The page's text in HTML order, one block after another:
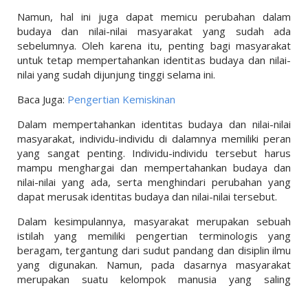
Namun, hal ini juga dapat memicu perubahan dalam
budaya dan nilai-nilai masyarakat yang sudah ada
sebelumnya. Oleh karena itu, penting bagi masyarakat
untuk tetap mempertahankan identitas budaya dan nilai-
nilai yang sudah dijunjung tinggi selama ini.
Baca Juga: Pengertian Kemiskinan
Dalam mempertahankan identitas budaya dan nilai-nilai
masyarakat, individu-individu di dalamnya memiliki peran
yang sangat penting. Individu-individu tersebut harus
mampu menghargai dan mempertahankan budaya dan
nilai-nilai yang ada, serta menghindari perubahan yang
dapat merusak identitas budaya dan nilai-nilai tersebut.
Dalam kesimpulannya, masyarakat merupakan sebuah
istilah yang memiliki pengertian terminologis yang
beragam, tergantung dari sudut pandang dan disiplin ilmu
yang digunakan. Namun, pada dasarnya masyarakat
merupakan suatu kelompok manusia yang saling